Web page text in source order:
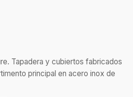
Tapadera y cubiertos fabricados
principal en acero inox de